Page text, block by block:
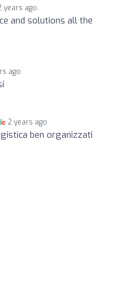
years ago
and solutions all the
ago
2 years ago
ben organizzati